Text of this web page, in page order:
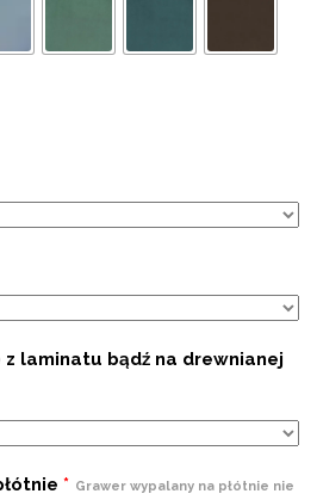
laminatu bądź na drewnianej
* Grawer wypalany na płótnie nie